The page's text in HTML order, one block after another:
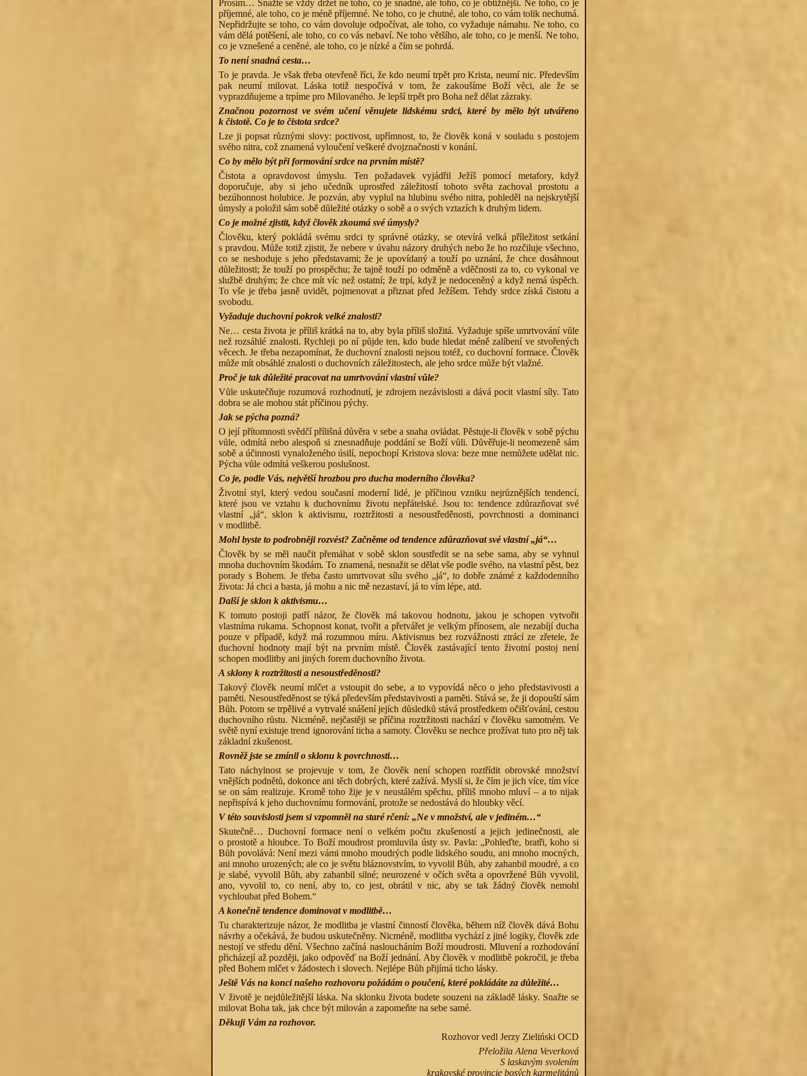
Prosím… Snažte se vždy držet ne toho, co je snadné, ale toho, co je obtížnější. Ne toho, co je
příjemné, ale toho, co je méně příjemné. Ne toho, co je chutné, ale toho, co vám tolik nechutná.
Nepřidržujte se toho, co vám dovoluje odpočívat, ale toho, co vyžaduje námahu. Ne toho, co
vám dělá potěšení, ale toho, co co vás nebaví. Ne toho většího, ale toho, co je menší. Ne toho,
co je vznešené a ceněné, ale toho, co je nízké a čím se pohrdá.
To není snadná cesta…
To je pravda. Je však třeba otevřeně říci, že kdo neumí trpět pro Krista, neumí nic. Především
pak neumí milovat. Láska totiž nespočívá v tom, že zakoušíme Boží věci, ale že se
vyprazdňujeme a trpíme pro Milovaného. Je lepší trpět pro Boha než dělat zázraky.
Značnou pozornost ve svém učení věnujete lidskému srdci, které by mělo být utvářeno
k čistotě. Co je to čistota srdce?
Lze ji popsat různými slovy: poctivost, upřímnost, to, že člověk koná v souladu s postojem
svého nitra, což znamená vyloučení veškeré dvojznačnosti v konání.
Co by mělo být při formování srdce na prvním místě?
Čistota a opravdovost úmyslu. Ten požadavek vyjádřil Ježíš pomocí metafory, když
doporučuje, aby si jeho učedník uprostřed záležitostí tohoto světa zachoval prostotu a
bezúhonnost holubice. Je pozván, aby vyplul na hlubinu svého nitra, pohleděl na nejskrytější
úmysly a položil sám sobě důležité otázky o sobě a o svých vztazích k druhým lidem.
Co je možné zjistit, když člověk zkoumá své úmysly?
Člověku, který pokládá svému srdci ty správné otázky, se otevírá velká příležitost setkání
s pravdou. Může totiž zjistit, že nebere v úvahu názory druhých nebo že ho rozčiluje všechno,
co se neshoduje s jeho představami; že je upovídaný a touží po uznání, že chce dosáhnout
důležitosti; že touží po prospěchu; že tajně touží po odměně a vděčnosti za to, co vykonal ve
službě druhým; že chce mít víc než ostatní; že trpí, když je nedoceněný a když nemá úspěch.
To vše je třeba jasně uvidět, pojmenovat a přiznat před Ježíšem. Tehdy srdce získá čistotu a
svobodu.
Vyžaduje duchovní pokrok velké znalosti?
Ne… cesta života je příliš krátká na to, aby byla příliš složitá. Vyžaduje spíše umrtvování vůle
než rozsáhlé znalosti. Rychleji po ní půjde ten, kdo bude hledat méně zalíbení ve stvořených
věcech. Je třeba nezapomínat, že duchovní znalosti nejsou totéž, co duchovní formace. Člověk
může mít obsáhlé znalosti o duchovních záležitostech, ale jeho srdce může být vlažné.
Proč je tak důležité pracovat na umrtvování vlastní vůle?
Vůle uskutečňuje rozumová rozhodnutí, je zdrojem nezávislosti a dává pocit vlastní síly. Tato
dobra se ale mohou stát příčinou pýchy.
Jak se pýcha pozná?
O její přítomnosti svědčí přílišná důvěra v sebe a snaha ovládat. Pěstuje-li člověk v sobě pýchu
vůle, odmítá nebo alespoň si znesnadňuje poddání se Boží vůli. Důvěřuje-li neomezeně sám
sobě a účinnosti vynaloženého úsilí, nepochopí Kristova slova: beze mne nemůžete udělat nic.
Pýcha vůle odmítá veškerou poslušnost.
Co je, podle Vás, největší hrozbou pro ducha moderního člověka?
Životní styl, který vedou současní moderní lidé, je příčinou vzniku nejrůznějších tendencí,
které jsou ve vztahu k duchovnímu životu nepřátelské. Jsou to: tendence zdůrazňovat své
vlastní „já“, sklon k aktivismu, roztržitosti a nesoustředěnosti, povrchnosti a dominanci
v modlitbě.
Mohl byste to podrobněji rozvést? Začněme od tendence zdůrazňovat své vlastní „já“…
Člověk by se měl naučit přemáhat v sobě sklon soustředit se na sebe sama, aby se vyhnul
mnoha duchovním škodám. To znamená, nesnažit se dělat vše podle svého, na vlastní pěst, bez
porady s Bohem. Je třeba často umrtvovat sílu svého „já“, to dobře známé z každodenního
života: Já chci a basta, já mohu a nic mě nezastaví, já to vím lépe, atd.
Další je sklon k aktivismu…
K tomuto postoji patří názor, že člověk má takovou hodnotu, jakou je schopen vytvořit
vlastníma rukama. Schopnost konat, tvořit a přetvářet je velkým přínosem, ale nezabíjí ducha
pouze v případě, když má rozumnou míru. Aktivismus bez rozvážnosti ztrácí ze zřetele, že
duchovní hodnoty mají být na prvním místě. Člověk zastávající tento životní postoj není
schopen modlitby ani jiných forem duchovního života.
A sklony k roztržitosti a nesoustředěnosti?
Takový člověk neumí mlčet a vstoupit do sebe, a to vypovídá něco o jeho představivosti a
paměti. Nesoustředěnost se týká především představivosti a paměti. Stává se, že ji dopouští sám
Bůh. Potom se trpělivé a vytrvalé snášení jejích důsledků stává prostředkem očišťování, cestou
duchovního růstu. Nicméně, nejčastěji se příčina roztržitosti nachází v člověku samotném. Ve
světě nyní existuje trend ignorování ticha a samoty. Člověku se nechce prožívat tuto pro něj tak
základní zkušenost.
Rovněž jste se zmínil o sklonu k povrchnosti…
Tato náchylnost se projevuje v tom, že člověk není schopen roztřídit obrovské množství
vnějších podnětů, dokonce ani těch dobrých, které zažívá. Myslí si, že čím je jich více, tím více
se on sám realizuje. Kromě toho žije je v neustálém spěchu, příliš mnoho mluví – a to nijak
nepřispívá k jeho duchovnímu formování, protože se nedostává do hloubky věcí.
V této souvislosti jsem si vzpomněl na staré rčení: „Ne v množství, ale v jediném…“
Skutečně… Duchovní formace není o velkém počtu zkušeností a jejich jedinečnosti, ale
o prostotě a hloubce. To Boží moudrost promluvila ústy sv. Pavla: „Pohleďte, bratři, koho si
Bůh povolává: Není mezi vámi mnoho moudrých podle lidského soudu, ani mnoho mocných,
ani mnoho urozených; ale co je světu bláznovstvím, to vyvolil Bůh, aby zahanbil moudré, a co
je slabé, vyvolil Bůh, aby zahanbil silné; neurozené v očích světa a opovržené Bůh vyvolil,
ano, vyvolil to, co není, aby to, co jest, obrátil v nic, aby se tak žádný člověk nemohl
vychloubat před Bohem.“
A konečně tendence dominovat v modlitbě…
Tu charakterizuje názor, že modlitba je vlastní činností člověka, během níž člověk dává Bohu
návrhy a očekává, že budou uskutečněny. Nicméně, modlitba vychází z jiné logiky, člověk zde
nestojí ve středu dění. Všechno začíná nasloucháním Boží moudrosti. Mluvení a rozhodování
přicházejí až později, jako odpověď na Boží jednání. Aby člověk v modlitbě pokročil, je třeba
před Bohem mlčet v žádostech i slovech. Nejlépe Bůh přijímá ticho lásky.
Ještě Vás na konci našeho rozhovoru požádám o poučení, které pokládáte za důležité…
V životě je nejdůležitější láska. Na sklonku života budete souzeni na základě lásky. Snažte se
milovat Boha tak, jak chce být milován a zapomeňte na sebe samé.
Děkuji Vám za rozhovor.
Rozhovor vedl Jerzy Zieliński OCD
Přeložila Alena Veverková
S laskavým svolením
krakovské provincie bosých karmelitánů